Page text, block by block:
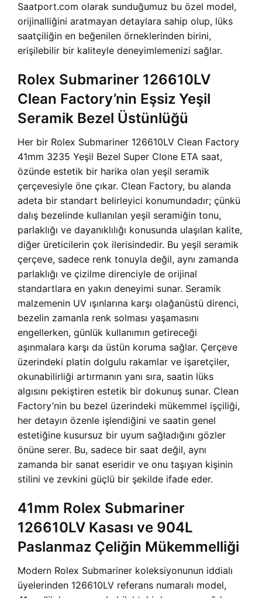
Saatport.com olarak sunduğumuz bu özel model,
orijinalliğini aratmayan detaylara sahip olup, lüks
saatçiliğin en beğenilen örneklerinden birini,
erişilebilir bir kaliteyle deneyimlemenizi sağlar.
Rolex Submariner 126610LV
Clean Factory’nin Eşsiz Yeşil
Seramik Bezel Üstünlüğü
Her bir Rolex Submariner 126610LV Clean Factory
41mm 3235 Yeşil Bezel Super Clone ETA saat,
özünde estetik bir harika olan yeşil seramik
çerçevesiyle öne çıkar. Clean Factory, bu alanda
adeta bir standart belirleyici konumundadır; çünkü
dalış bezelinde kullanılan yeşil seramiğin tonu,
parlaklığı ve dayanıklılığı konusunda ulaşılan kalite,
diğer üreticilerin çok ilerisindedir. Bu yeşil seramik
çerçeve, sadece renk tonuyla değil, aynı zamanda
parlaklığı ve çizilme direnciyle de orijinal
standartlara en yakın deneyimi sunar. Seramik
malzemenin UV ışınlarına karşı olağanüstü direnci,
bezelin zamanla renk solması yaşamasını
engellerken, günlük kullanımın getireceği
aşınmalara karşı da üstün koruma sağlar. Çerçeve
üzerindeki platin dolgulu rakamlar ve işaretçiler,
okunabilirliği artırmanın yanı sıra, saatin lüks
algısını pekiştiren estetik bir dokunuş sunar. Clean
Factory’nin bu bezel üzerindeki mükemmel işçiliği,
her detayın özenle işlendiğini ve saatin genel
estetiğine kusursuz bir uyum sağladığını gözler
önüne serer. Bu, sadece bir saat değil, aynı
zamanda bir sanat eseridir ve onu taşıyan kişinin
stilini ve zevkini güçlü bir şekilde ifade eder.
41mm Rolex Submariner
126610LV Kasası ve 904L
Paslanmaz Çeliğin Mükemmelliği
Modern Rolex Submariner koleksiyonunun iddialı
üyelerinden 126610LV referans numaralı model,